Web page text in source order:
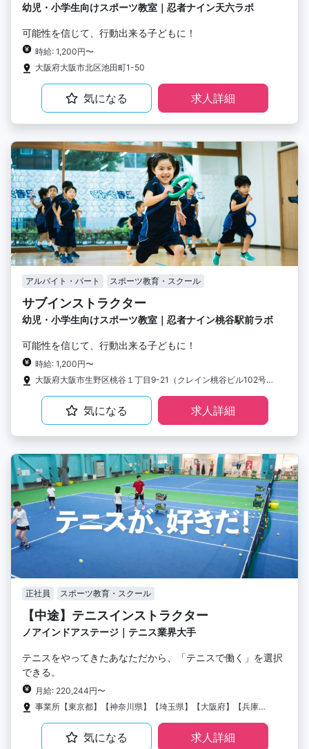
幼児・小学生向けスポーツ教室｜忍者ナイン天六ラボ
可能性を信じて、行動出来る子どもに！
時給: 1,200円〜
大阪府大阪市北区池田町1-50
気になる 求人詳細
アルバイト・パート スポーツ教育・スクール
サブインストラクター
幼児・小学生向けスポーツ教室｜忍者ナイン桃谷駅前ラボ
可能性を信じて、行動出来る子どもに！
時給: 1,200円〜
大阪府大阪市生野区桃谷１丁目9-21（クレイン桃谷ビル102号室）
気になる 求人詳細
正社員 スポーツ教育・スクール
【中途】テニスインストラクター
ノアインドアステージ｜テニス業界大手
テニスをやってきたあなただから、「テニスで働く」を選択
できる。
月給: 220,244円〜
事業所【東京都】【神奈川県】【埼玉県】【大阪府】【兵庫県】【京都府】【岡山県】【愛知県】
気になる 求人詳細